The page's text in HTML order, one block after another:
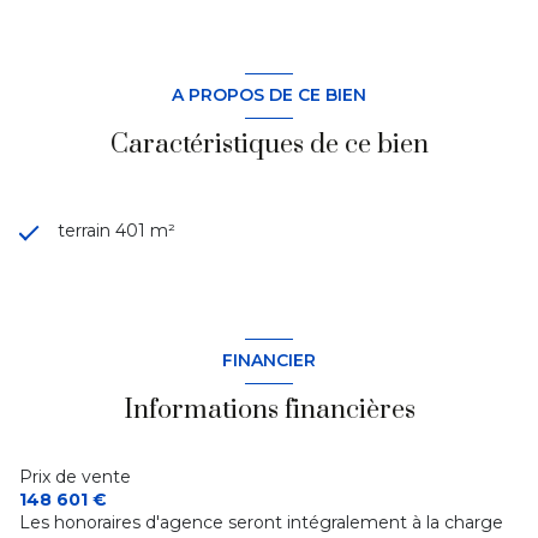
A PROPOS DE CE BIEN
Caractéristiques de ce bien
terrain 401 m²
FINANCIER
Informations financières
Prix de vente
148 601 €
Les honoraires d'agence seront intégralement à la charge